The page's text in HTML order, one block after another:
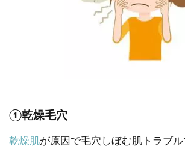
①乾燥毛穴
乾燥肌が原因で毛穴しぼむ肌トラブル